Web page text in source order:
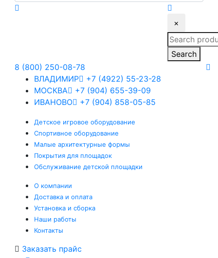
×
Search
for:
Search
8 (800) 250-08-78
ВЛАДИМИР
+7 (4922) 55-23-28
МОСКВА
+7 (904) 655-39-09
ИВАНОВО
+7 (904) 858-05-85
Детское игровое оборудование
Спортивное оборудование
Малые архитектурные формы
Покрытия для площадок
Обслуживание детской площадки
О компании
Доставка и оплата
Установка и сборка
Наши работы
Контакты
Заказать прайс